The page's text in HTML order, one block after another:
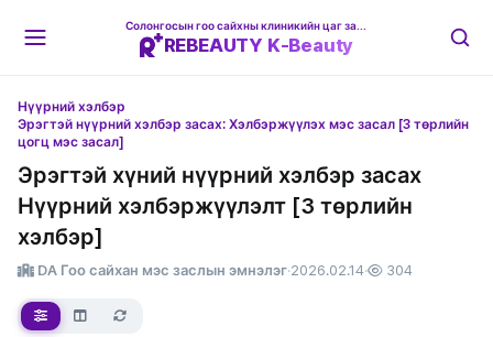
REBEAUTY K-Beauty
Нүүрний хэлбэр
Эрэгтэй нүүрний хэлбэр засах: Хэлбэржүүлэх мэс засал [3 төрлийн
цогц мэс засал]
Эрэгтэй хүний нүүрний хэлбэр засах
Нүүрний хэлбэржүүлэлт [3 төрлийн
хэлбэр]
DA Гоо сайхан мэс заслын эмнэлэг·2026.02.14· 304